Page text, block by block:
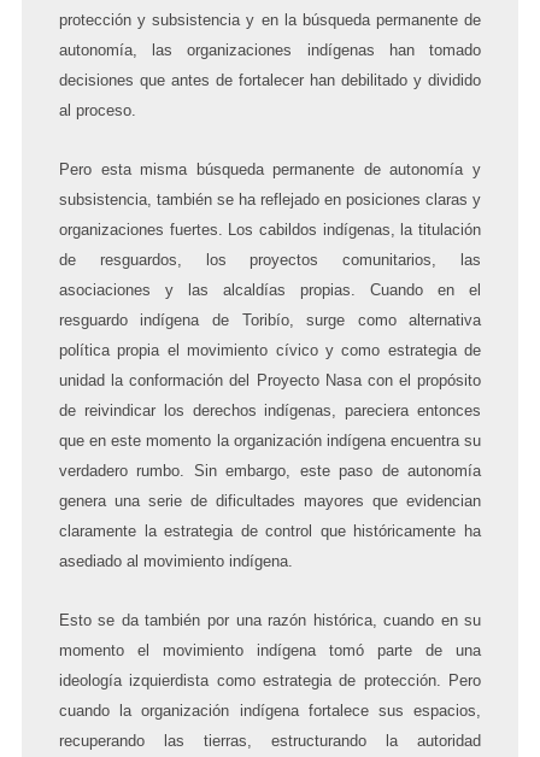
protección y subsistencia y en la búsqueda permanente de
autonomía, las organizaciones indígenas han tomado
decisiones que antes de fortalecer han debilitado y dividido
al proceso.
Pero esta misma búsqueda permanente de autonomía y
subsistencia, también se ha reflejado en posiciones claras y
organizaciones fuertes. Los cabildos indígenas, la titulación
de resguardos, los proyectos comunitarios, las
asociaciones y las alcaldías propias. Cuando en el
resguardo indígena de Toribío, surge como alternativa
política propia el movimiento cívico y como estrategia de
unidad la conformación del Proyecto Nasa con el propósito
de reivindicar los derechos indígenas, pareciera entonces
que en este momento la organización indígena encuentra su
verdadero rumbo. Sin embargo, este paso de autonomía
genera una serie de dificultades mayores que evidencian
claramente la estrategia de control que históricamente ha
asediado al movimiento indígena.
Esto se da también por una razón histórica, cuando en su
momento el movimiento indígena
tomó parte de una
ideología izquierdista como estrategia de protección. Pero
cuando la organización indígena fortalece sus espacios,
recuperando las tierras, estructurando la autoridad